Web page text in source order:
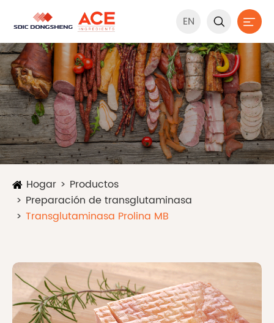
EN  
Hogar
Productos
Preparación de transglutaminasa
Transglutaminasa Prolina MB